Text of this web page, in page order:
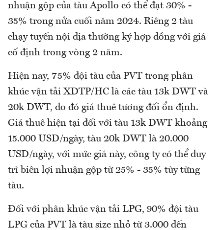
nhuận gộp của tàu Apollo có thể đạt 30% -
35% trong nửa cuối năm 2024. Riêng 2 tàu
chạy tuyến nội địa thường ký hợp đồng với giá
cố định trong vòng 2 năm.
Hiện nay, 75% đội tàu của PVT trong phân
khúc vận tải XDTP/HC là các tàu 13k DWT và
20k DWT, do đó giá thuê tương đối ổn định.
Giá thuê hiện tại đối với tàu 13k DWT khoảng
15.000 USD/ngày, tàu 20k DWT là 20.000
USD/ngày, với mức giá này, công ty có thể duy
trì biên lợi nhuận gộp từ 25% - 35% tùy từng
tàu.
Đối với phân khúc vận tải LPG, 90% đội tàu
LPG của PVT là tàu size nhỏ từ 3.000 đến